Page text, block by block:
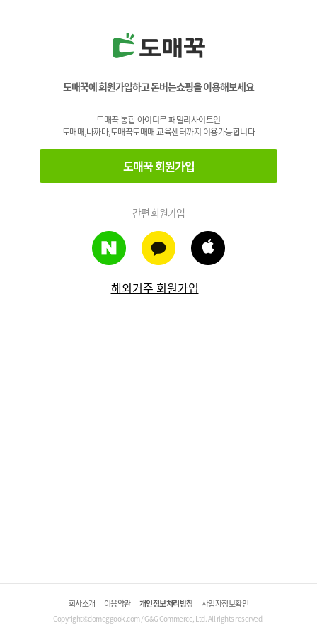
도매꾹에 회원가입하고 돈버는쇼핑을 이용해보세요
도매꾹 통합 아이디로 패밀리사이트인
도매매,나까마,도매꾹도매매 교육센터까지 이용가능합니다
도매꾹 회원가입
간편 회원가입
해외거주 회원가입
회사소개 이용약관 개인정보처리방침 사업자정보확인
Copyright©domeggook.com / G&G Commerce, Ltd. All rights reserved.